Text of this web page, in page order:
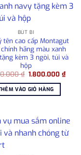
BÚT BI
tên cao cấp Montagut
hãng màu xanh
kèm 3 ngòi, túi và
hộp
₫ Giá
là:
2.050.000 ₫.
1.800.000₫Giá
hiện
VÀO GIỎ HÀNG